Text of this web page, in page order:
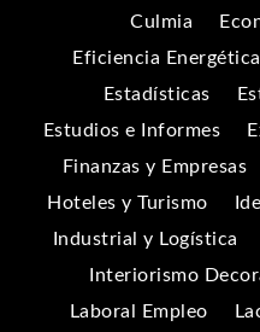
Culmia
Eficiencia Energética
Estadísticas
Estudios e Informes
Finanzas y Empresas
Hoteles y Turismo
Industrial y Logística
Interiorismo
Laboral Empleo